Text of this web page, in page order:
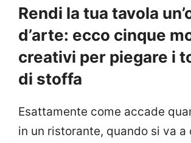
Rendi la tua tavola
d’arte: ecco cinque
creativi per piegare i
di stoffa
Esattamente come accade
in un ristorante, quando si va a